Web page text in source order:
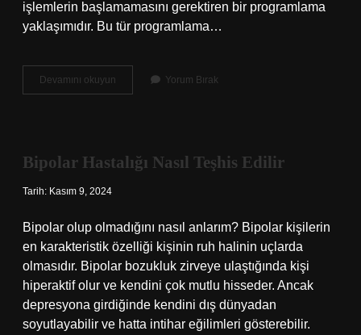
işlemlerin başlamamasını gerektiren bir programlama
yaklaşımıdır. Bu tür programlama…
Devamını okuyun Senkron
Ne
Yorum Bırak
Bipolar Hastalığı Nasıl Teşhis Edilir
Tarih: Kasım 9, 2024
Bipolar olup olmadığını nasıl anlarım? Bipolar kişilerin
en karakteristik özelliği kişinin ruh halinin uçlarda
olmasıdır. Bipolar bozukluk zirveye ulaştığında kişi
hiperaktif olur ve kendini çok mutlu hisseder. Ancak
depresyona girdiğinde kendini dış dünyadan
soyutlayabilir ve hatta intihar eğilimleri gösterebilir.